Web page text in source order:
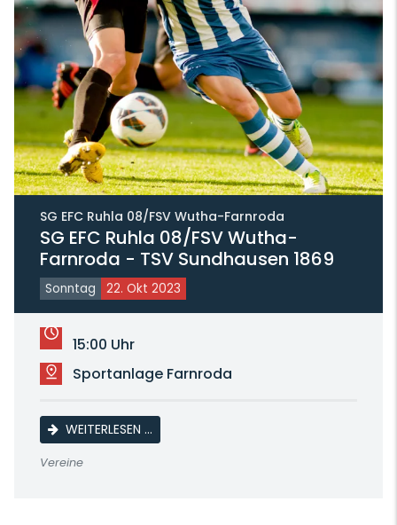
SG EFC Ruhla 08/FSV Wutha-Farnroda
SG EFC Ruhla 08/FSV Wutha-
Farnroda - TSV Sundhausen 1869
Sonntag 22. Okt 2023
15:00 Uhr
Sportanlage Farnroda
WEITERLESEN …SG EFC RUHLA 08/FSV WUTHA-
Vereine